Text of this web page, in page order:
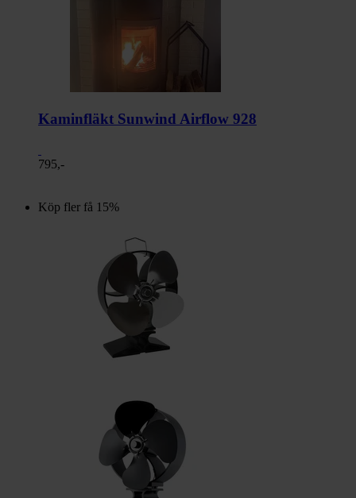
Kaminfläkt Sunwind Airflow 928
795,-
Köp fler få 15%